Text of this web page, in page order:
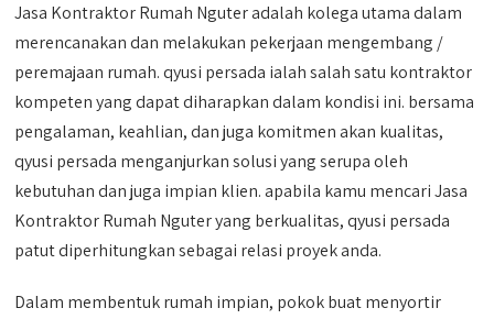
Jasa Kontraktor Rumah Nguter adalah kolega utama dalam
merencanakan dan melakukan pekerjaan mengembang /
peremajaan rumah. qyusi persada ialah salah satu kontraktor
kompeten yang dapat diharapkan dalam kondisi ini. bersama
pengalaman, keahlian, dan juga komitmen akan kualitas,
qyusi persada menganjurkan solusi yang serupa oleh
kebutuhan dan juga impian klien. apabila kamu mencari Jasa
Kontraktor Rumah Nguter yang berkualitas, qyusi persada
patut diperhitungkan sebagai relasi proyek anda.
Dalam membentuk rumah impian, pokok buat menyortir